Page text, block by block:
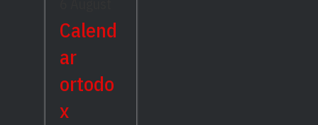
Calend
ar
ortodo
x